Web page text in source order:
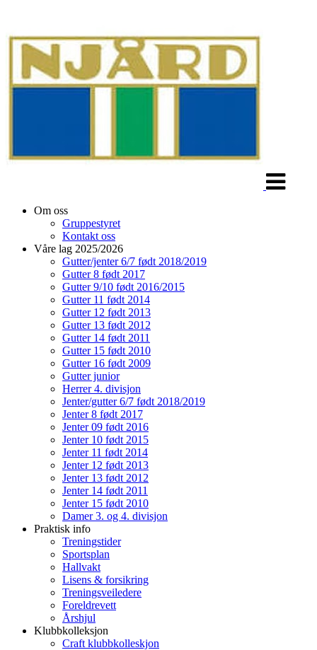
Om oss
Gruppestyret
Kontakt oss
Våre lag 2025/2026
Gutter/jenter 6/7 født 2018/2019
Gutter 8 født 2017
Gutter 9/10 født 2016/2015
Gutter 11 født 2014
Gutter 12 født 2013
Gutter 13 født 2012
Gutter 14 født 2011
Gutter 15 født 2010
Gutter 16 født 2009
Gutter junior
Herrer 4. divisjon
Jenter/gutter 6/7 født 2018/2019
Jenter 8 født 2017
Jenter 09 født 2016
Jenter 10 født 2015
Jenter 11 født 2014
Jenter 12 født 2013
Jenter 13 født 2012
Jenter 14 født 2011
Jenter 15 født 2010
Damer 3. og 4. divisjon
Praktisk info
Treningstider
Sportsplan
Hallvakt
Lisens & forsikring
Treningsveiledere
Foreldrevett
Årshjul
Klubbkolleksjon
Craft klubbkolleskjon